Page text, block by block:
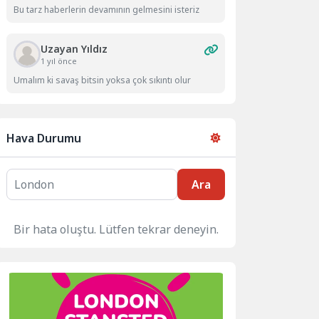
Bu tarz haberlerin devamının gelmesini isteriz
Uzayan Yıldız
1 yıl önce
Umalım ki savaş bitsin yoksa çok sıkıntı olur
Hava Durumu
Ara
Bir hata oluştu. Lütfen tekrar deneyin.